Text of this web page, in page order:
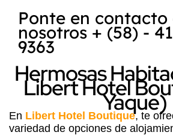
Ponte en contacto
nosotros + (58) -
9363
Hermosas
Libert Hotel
Yaque)
En Libert Hotel Boutique, te
variedad de opciones de